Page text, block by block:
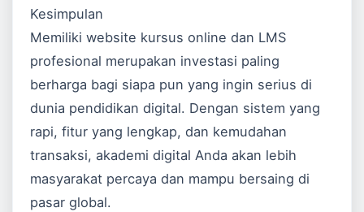
Kesimpulan
Memiliki website kursus online dan LMS
profesional merupakan investasi paling
berharga bagi siapa pun yang ingin serius di
dunia pendidikan digital. Dengan sistem yang
rapi, fitur yang lengkap, dan kemudahan
transaksi, akademi digital Anda akan lebih
masyarakat percaya dan mampu bersaing di
pasar global.